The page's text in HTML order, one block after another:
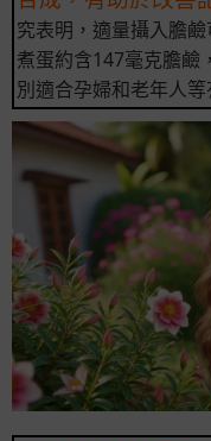
究表明，適量攝入膽
煮蛋約含147毫克膽鹼
別適合孕婦和老年人